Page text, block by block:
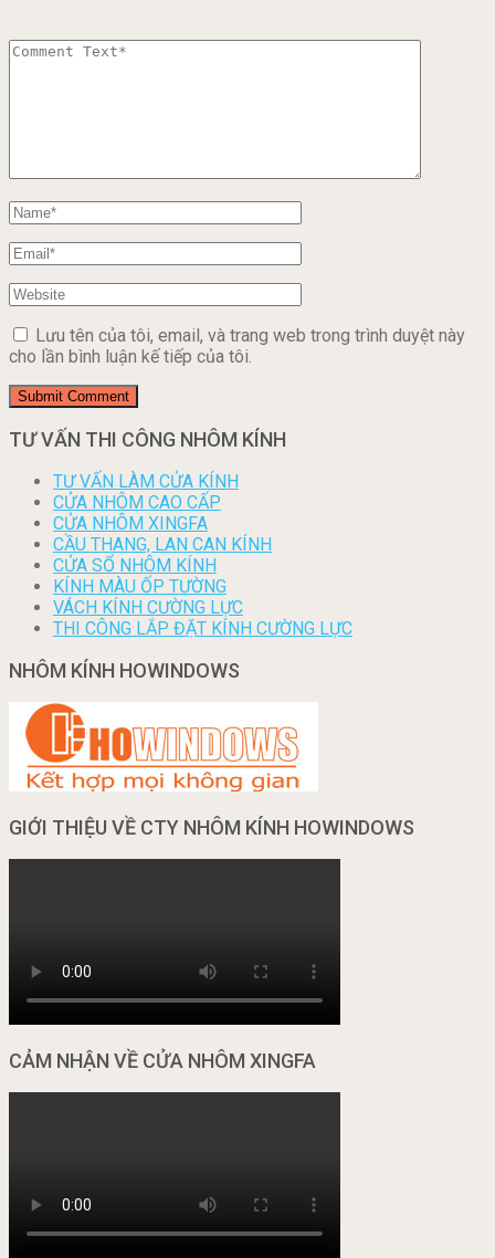
Lưu tên của tôi, email, và trang web trong trình duyệt này
cho lần bình luận kế tiếp của tôi.
TƯ VẤN THI CÔNG NHÔM KÍNH
TƯ VẤN LÀM CỬA KÍNH
CỬA NHÔM CAO CẤP
CỬA NHÔM XINGFA
CẦU THANG, LAN CAN KÍNH
CỬA SỔ NHÔM KÍNH
KÍNH MÀU ỐP TƯỜNG
VÁCH KÍNH CƯỜNG LỰC
THI CÔNG LẮP ĐẶT KÍNH CƯỜNG LỰC
NHÔM KÍNH HOWINDOWS
GIỚI THIỆU VỀ CTY NHÔM KÍNH HOWINDOWS
CẢM NHẬN VỀ CỬA NHÔM XINGFA